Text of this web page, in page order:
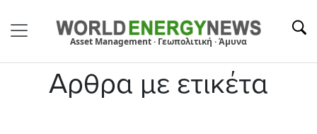
Asset Management · Γεωπολιτική · Άμυνα
Αρθρα με ετικέτα